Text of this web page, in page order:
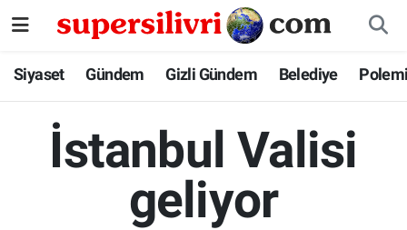
Siyaset Gündem Gizli Gündem Belediye
İstanbul Valisi
geliyor
Siyaset
Gizli Gündem
İstanbul Nöbetçi Eczaneler
İstanbul Namaz Vakitleri
İstanbul Trafik Yoğunluk Haritası